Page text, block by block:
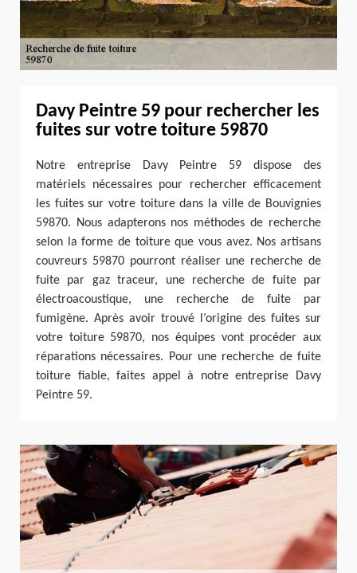
Davy Peintre 59 pour rechercher les
fuites sur votre toiture 59870
Notre entreprise Davy Peintre 59 dispose des
matériels nécessaires pour rechercher efficacement
les fuites sur votre toiture dans la ville de Bouvignies
59870. Nous adapterons nos méthodes de recherche
selon la forme de toiture que vous avez. Nos artisans
couvreurs 59870 pourront réaliser une recherche de
fuite par gaz traceur, une recherche de fuite par
électroacoustique, une recherche de fuite par
fumigène. Après avoir trouvé l’origine des fuites sur
votre toiture 59870, nos équipes vont procéder aux
réparations nécessaires. Pour une recherche de fuite
toiture fiable, faites appel à notre entreprise Davy
Peintre 59.